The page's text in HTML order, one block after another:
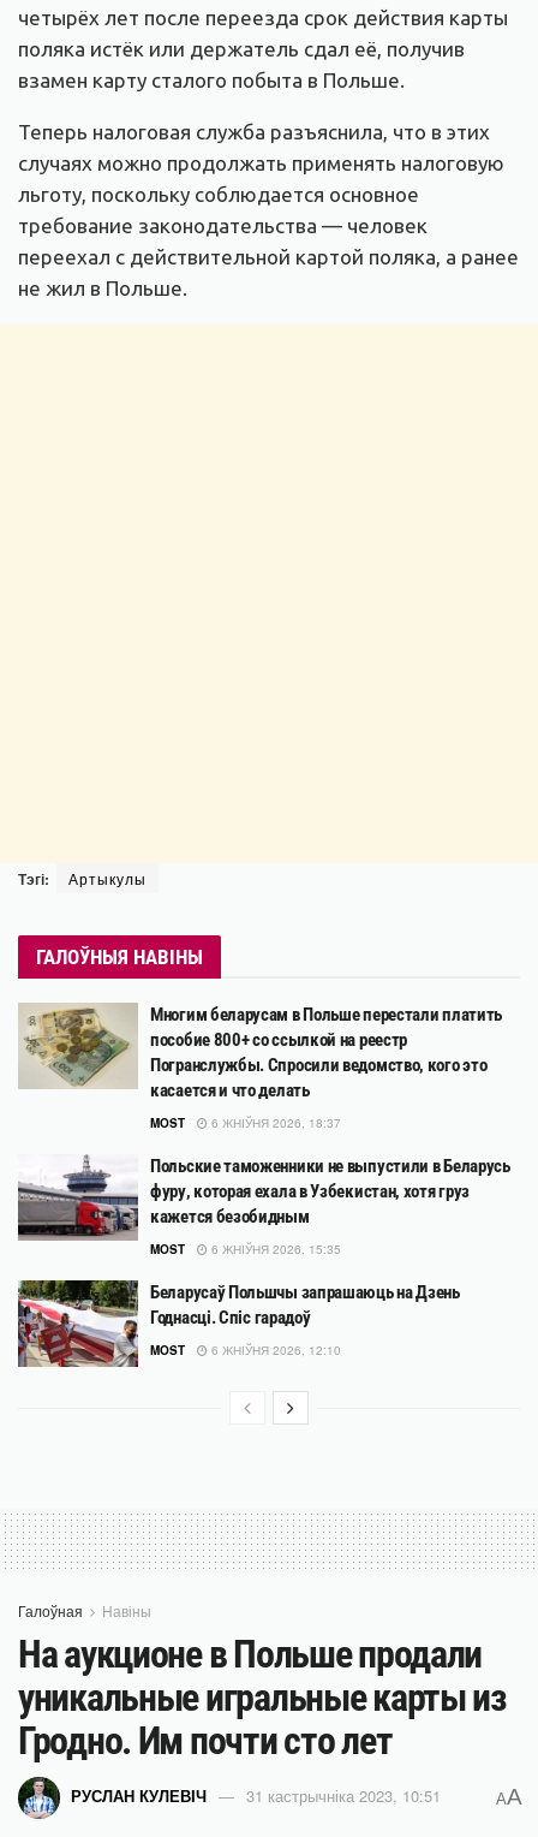
четырёх лет после переезда срок действия карты
поляка истёк или держатель сдал её, получив
взамен карту сталого побыта в Польше.
Теперь налоговая служба разъяснила, что в этих
случаях можно продолжать применять налоговую
льготу, поскольку соблюдается основное
требование законодательства — человек
переехал с действительной картой поляка, а ранее
не жил в Польше.
Тэгі: Артыкулы
ГАЛОЎНЫЯ НАВІНЫ
Многим беларусам в Польше перестали платить
пособие 800+ со ссылкой на реестр
Погранслужбы. Спросили ведомство, кого это
касается и что делать
MOST 6 ЖНІЎНЯ 2026, 18:37
Польские таможенники не выпустили в Беларусь
фуру, которая ехала в Узбекистан, хотя груз
кажется безобидным
MOST 6 ЖНІЎНЯ 2026, 15:35
Беларусаў Польшчы запрашаюць на Дзень
Годнасці. Спіс гарадоў
MOST 6 ЖНІЎНЯ 2026, 12:10
Галоўная Навіны
На аукционе в Польше продали
уникальные игральные карты из
Гродно. Им почти сто лет
РУСЛАН КУЛЕВІЧ 31 кастрычніка 2023, 10:51 AA